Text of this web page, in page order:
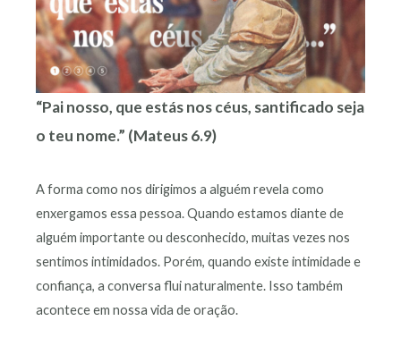
“Pai nosso, que estás nos céus, santificado seja
o teu nome.” (Mateus 6.9)
A forma como nos dirigimos a alguém revela como
enxergamos essa pessoa. Quando estamos diante de
alguém importante ou desconhecido, muitas vezes nos
sentimos intimidados. Porém, quando existe intimidade e
confiança, a conversa flui naturalmente. Isso também
acontece em nossa vida de oração.